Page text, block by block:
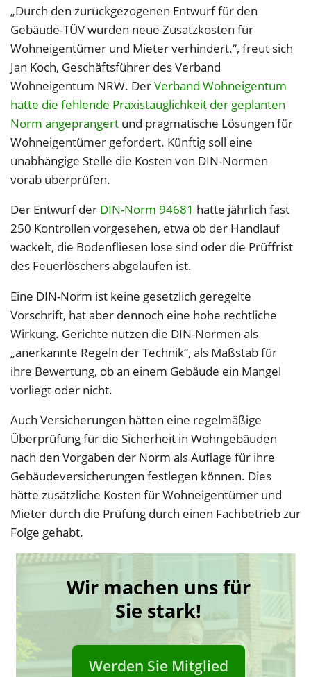
„Durch den zurückgezogenen Entwurf für den
Gebäude-TÜV wurden neue Zusatzkosten für
Wohneigentümer und Mieter verhindert.“, freut sich
Jan Koch, Geschäftsführer des Verband
Wohneigentum NRW. DerVerband Wohneigentum
hatte die fehlende Praxistauglichkeit der geplanten
Norm angeprangert und pragmatische Lösungen für
Wohneigentümer gefordert. Künftig soll eine
unabhängige Stelle die Kosten von DIN-Normen
vorab überprüfen.
Der Entwurf der DIN-Norm 94681 hatte jährlich fast
250 Kontrollen vorgesehen, etwa ob der Handlauf
wackelt, die Bodenfliesen lose sind oder die Prüffrist
des Feuerlöschers abgelaufen ist.
Eine DIN-Norm ist keine gesetzlich geregelte
Vorschrift, hat aber dennoch eine hohe rechtliche
Wirkung. Gerichte nutzen die DIN-Normen als
„anerkannte Regeln der Technik“, als Maßstab für
ihre Bewertung, ob an einem Gebäude ein Mangel
vorliegt oder nicht.
Auch Versicherungen hätten eine regelmäßige
Überprüfung für die Sicherheit in Wohngebäuden
nach den Vorgaben der Norm als Auflage für ihre
Gebäudeversicherungen festlegen können. Dies
hätte zusätzliche Kosten für Wohneigentümer und
Mieter durch die Prüfung durch einen Fachbetrieb zur
Folge gehabt.
Wir machen uns für
Sie stark!
Werden Sie Mitglied